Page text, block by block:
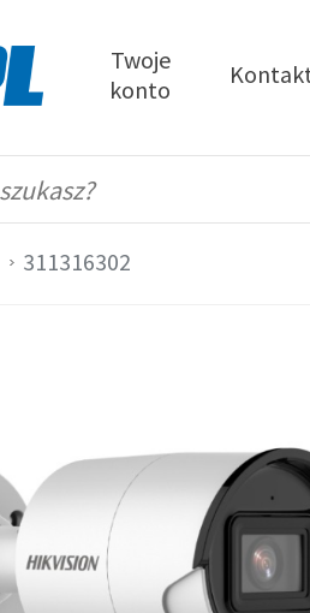
Twoje
konto
311316302